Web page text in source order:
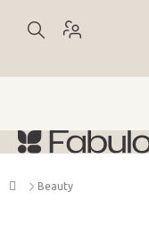
Domov
Beauty